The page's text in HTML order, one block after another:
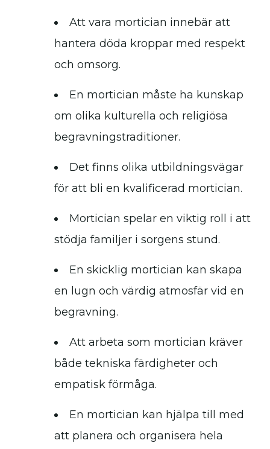
Att vara mortician innebär att
hantera döda kroppar med respekt
och omsorg.
En mortician måste ha kunskap
om olika kulturella och religiösa
begravningstraditioner.
Det finns olika utbildningsvägar
för att bli en kvalificerad mortician.
Mortician spelar en viktig roll i att
stödja familjer i sorgens stund.
En skicklig mortician kan skapa
en lugn och värdig atmosfär vid en
begravning.
Att arbeta som mortician kräver
både tekniska färdigheter och
empatisk förmåga.
En mortician kan hjälpa till med
att planera och organisera hela